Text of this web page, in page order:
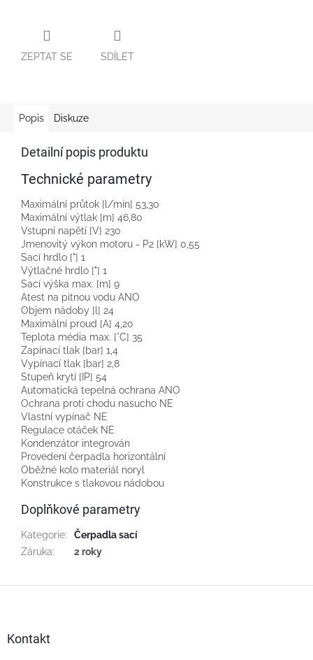
ZEPTAT SE SDÍLET
Popis Diskuze
Detailní popis produktu
Technické parametry
Maximální průtok [l/min] 53,30
Maximální výtlak [m] 46,80
Vstupní napětí [V] 230
Jmenovitý výkon motoru - P2 [kW] 0,55
Sací hrdlo ["] 1
Výtlačné hrdlo ["] 1
Sací výška max. [m] 9
Atest na pitnou vodu ANO
Objem nádoby [l] 24
Maximální proud [A] 4,20
Teplota média max. [°C] 35
Zapínací tlak [bar] 1,4
Vypínací tlak [bar] 2,8
Stupeň krytí [IP] 54
Automatická tepelná ochrana ANO
Ochrana proti chodu nasucho NE
Vlastní vypínač NE
Regulace otáček NE
Kondenzátor integrován
Provedení čerpadla horizontální
Oběžné kolo materiál noryl
Konstrukce s tlakovou nádobou
Doplňkové parametry
Kategorie:
Čerpadla sací
Záruka: 2 roky
Kontakt